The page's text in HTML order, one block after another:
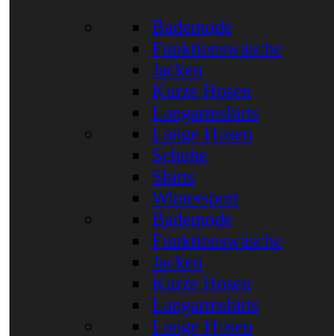
Bademode
Funktionswäsche
Jacken
Kurze Hosen
Langarmshirts
Lange Hosen
Schuhe
Shirts
Wintersport
Bademode
Funktionswäsche
Jacken
Kurze Hosen
Langarmshirts
Lange Hosen